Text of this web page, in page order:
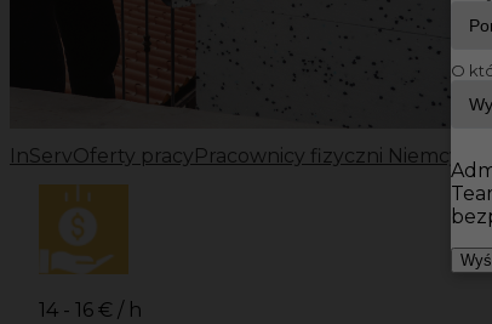
InServOferty pracy Pracownicy fizyczni Niemcy
14 - 16 € / h
O